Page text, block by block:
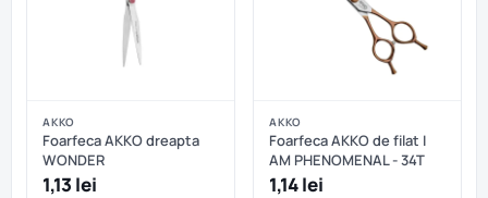
AKKO
Foarfeca AKKO dreapta
WONDER
1,13 lei
AKKO
Foarfeca AKKO de filat I
AM PHENOMENAL - 34T
1,14 lei